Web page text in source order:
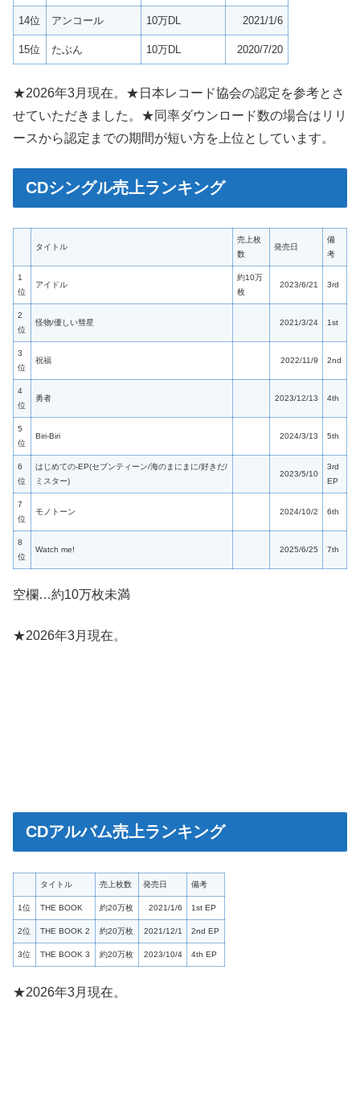
14位 アンコール 10万DL 2021/1/6
15位 たぶん 10万DL 2020/7/20
★2026年3月現在。★日本レコード協会の認定を参考とさ
せていただきました。★同率ダウンロード数の場合はリリ
ースから認定までの期間が短い方を上位としています。
CDシングル売上ランキング
タイトル
売上枚
数
発売日
備
考
1
位
アイドル
約10万
枚
2023/6/21 3rd
2
位
怪物/優しい彗星 2021/3/24 1st
3
位
祝福 2022/11/9 2nd
4
位
勇者 2023/12/13 4th
5
位
Biri-Biri 2024/3/13 5th
6
位
はじめての-EP(セブンティーン/海のまにまに/好きだ/
ミスター)
2023/5/10
3rd
EP
7
位
モノトーン 2024/10/2 6th
8
位
Watch me! 2025/6/25 7th
空欄…約10万枚未満
★2026年3月現在。
CDアルバム売上ランキング
タイトル 売上枚数 発売日 備考
1位 THE BOOK 約20万枚 2021/1/6 1st EP
2位 THE BOOK 2 約20万枚 2021/12/1 2nd EP
3位 THE BOOK 3 約20万枚 2023/10/4 4th EP
★2026年3月現在。